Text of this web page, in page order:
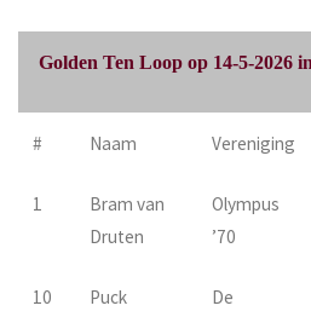
Golden Ten Loop op 14-5-2026
# Naam Vereniging
1
Bram van
Druten
Olympus
’70
10
Puck
De